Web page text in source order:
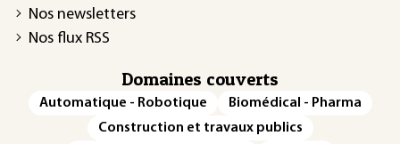
Nos newsletters
Nos flux RSS
Domaines couverts
Automatique - Robotique
Biomédical - Pharma
Construction et travaux publics